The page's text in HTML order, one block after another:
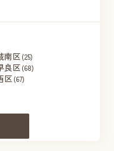
南区(25)
良区(68)
区(67)